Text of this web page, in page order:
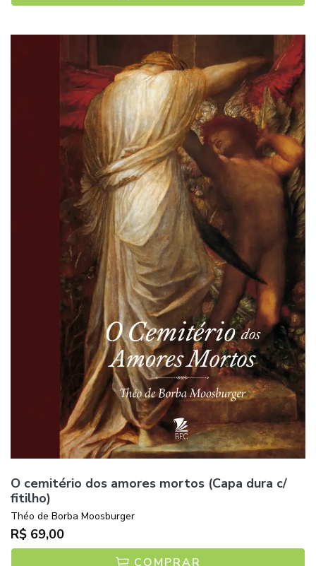
O cemitério dos amores mortos (Capa dura c/
fitilho)
Théo de Borba Moosburger
R$ 69,00
COMPRAR